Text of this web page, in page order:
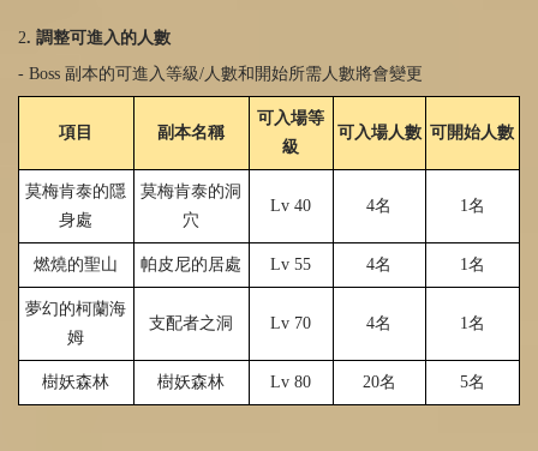
2. 調整可進入的人數
- Boss 副本的可進入等級/人數和開始所需人數將會變更
項目 副本名稱
可入場等
級
可入場人數 可開始人數
莫梅肯泰的隱
身處
莫梅肯泰的洞
穴
Lv 40 4名 1名
燃燒的聖山 帕皮尼的居處 Lv 55 4名 1名
夢幻的柯蘭海
姆
支配者之洞 Lv 70 4名 1名
樹妖森林 樹妖森林 Lv 80 20名 5名